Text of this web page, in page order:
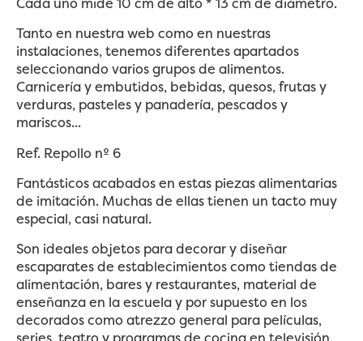
Tanto en nuestra web como en nuestras
instalaciones, tenemos diferentes apartados
seleccionando varios grupos de alimentos.
Carnicería y embutidos, bebidas, quesos, frutas y
verduras, pasteles y panadería, pescados y
mariscos...
Ref. Repollo nº 6
Fantásticos acabados en estas piezas alimentarias
de imitación. Muchas de ellas tienen un tacto muy
especial, casi natural.
Son ideales objetos para decorar y diseñar
escaparates de establecimientos como tiendas de
alimentación, bares y restaurantes, material de
enseñanza en la escuela y por supuesto en los
decorados como atrezzo general para películas,